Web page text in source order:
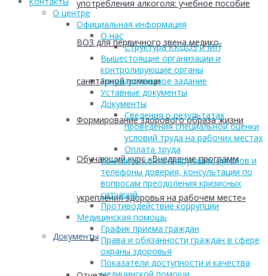
употребления алкоголя: учебное пособие
ВОЗ для первичного звена медико-
санитарной помощи
Формирование здорового образа жизни
Обучающий курс «Внедрение программ
укрепления здоровья на рабочем месте»
Документы
О центре
Официальная информация
О нас
Структура ККЦОЗ и МП
Вышестоящие организации и
контролирующие органы
Государственное задание
Уставные документы
Документы
Сведения о результатах
проведения специальной оценки
условий труда на рабочих местах
Оплата труда
Контакты контролирующих органов и
телефоны доверия, консультации по
вопросам преодоления кризисных
ситуаций
Противодействие коррупции
Медицинская помощь
График приема граждан
Права и обязанности граждан в сфере
охраны здоровья
Показатели доступности и качества